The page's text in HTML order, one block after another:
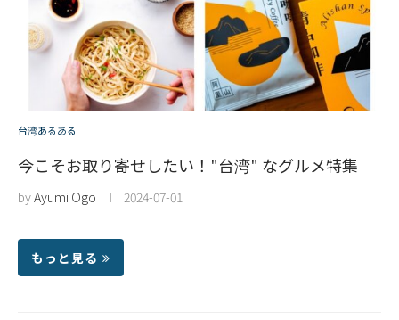
台湾あるある
今こそお取り寄せしたい！"台湾" なグルメ特集
byAyumi Ogo 2024-07-01
もっと見る